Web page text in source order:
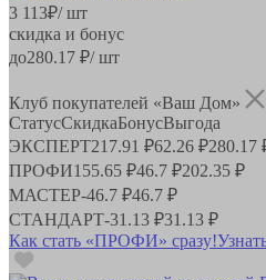
3 113₽/ шт
скидка и бонус
до280.17 ₽/ шт
Клуб покупателей «Ваш Дом»
СтатусСкидкаБонусВыгода
ЭКСПЕРТ217.91 ₽62.26 ₽280.17
ПРОФИ155.65 ₽46.7 ₽202.35 ₽
МАСТЕР-46.7 ₽46.7 ₽
СТАНДАРТ-31.13 ₽31.13 ₽
Как стать «ПРОФИ» сразу!